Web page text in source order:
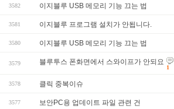
3582 이지블루 USB 메모리 기능 끄는 법
3581 이지블루 프로그램 설치가 안됩니다.
3580 이지블루 USB 메모리 기능 끄는 법
3579 블루투스 폰화면에서 스와이프가 안되요
1
3578 클릭 중복이슈
3577 보안PC용 업데이트 파일 관련 건